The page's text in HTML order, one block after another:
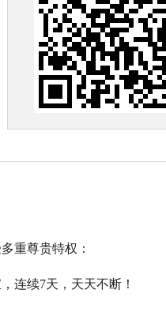
重尊贵特权：
连续7天，天天不断！